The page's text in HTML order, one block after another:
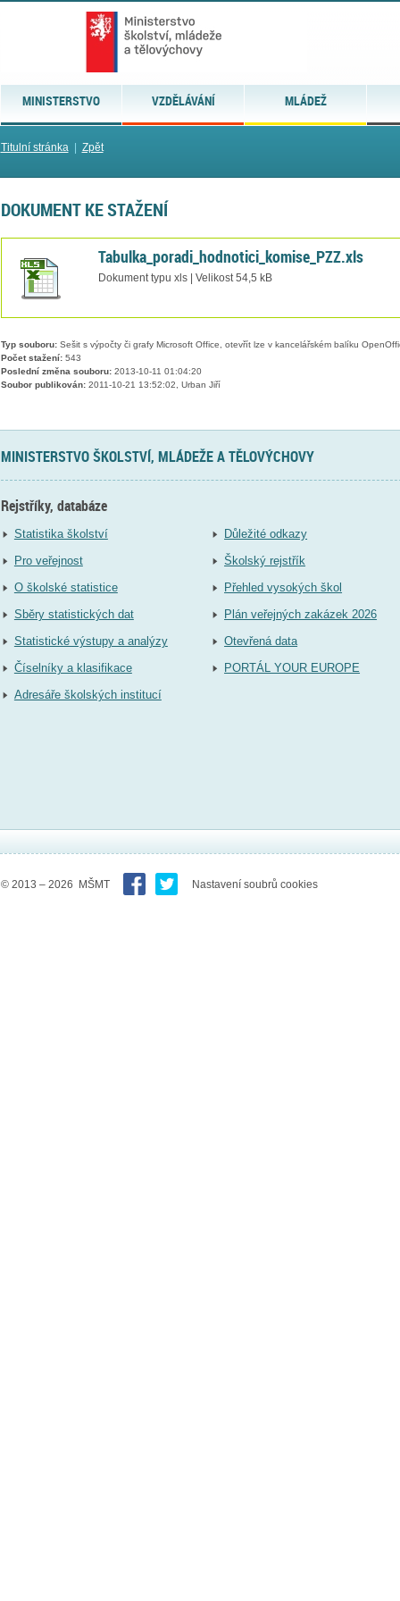
MINISTERSTVO VZDĚLÁVÁNÍ MLÁDEŽ
Titulní stránka| Zpět
DOKUMENT KE STAŽENÍ
Tabulka_poradi_hodnotici_komise_PZZ.xls
Dokument typu xls | Velikost 54,5 kB
Typ souboru:Sešit s výpočty či grafy Microsoft Office, otevřít lze v kancelářském balíku
Počet stažení:543
Poslední změna souboru:2013-10-11 01:04:20
Soubor publikován:2011-10-21 13:52:02, Urban Jiří
MINISTERSTVO ŠKOLSTVÍ, MLÁDEŽE A TĚLOVÝCHOVY
Rejstříky, databáze
Statistika školství
Pro veřejnost
O školské statistice
Sběry statistických dat
Statistické výstupy a analýzy
Číselníky a klasifikace
Adresáře školských institucí
Důležité odkazy
Školský rejstřík
Přehled vysokých škol
Plán veřejných zakázek 2026
Otevřená data
PORTÁL YOUR EUROPE
© 2013 – 2026 MŠMT Nastavení soubrů cookies